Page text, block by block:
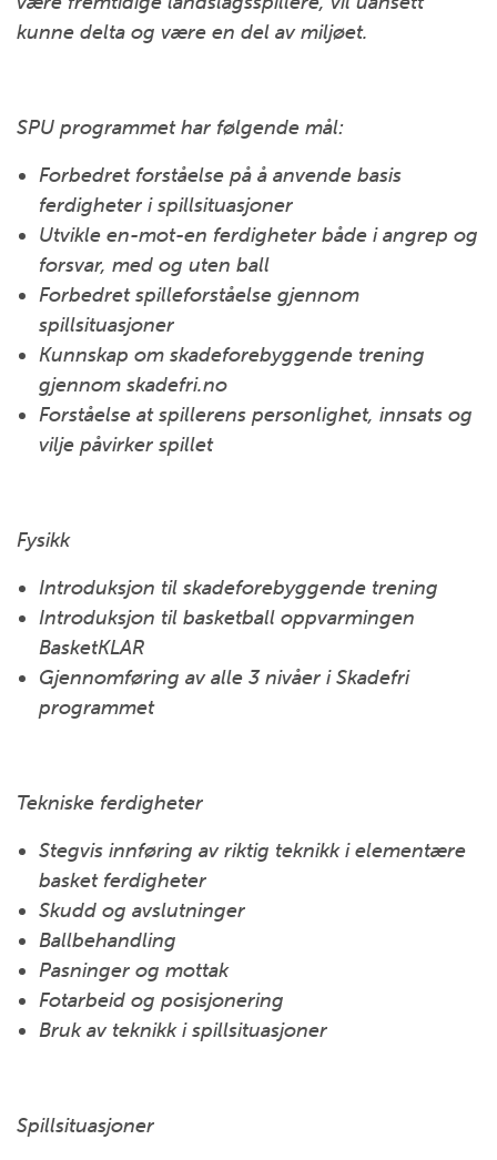
kunne delta og være en del av miljøet.
SPU programmet har følgende mål:
Forbedret forståelse på å anvende basis
ferdigheter i spillsituasjoner
Utvikle en-mot-en ferdigheter både i angrep og
forsvar, med og uten ball
Forbedret spilleforståelse gjennom
spillsituasjoner
Kunnskap om skadeforebyggende trening
gjennom skadefri.no
Forståelse at spillerens personlighet, innsats og
vilje påvirker spillet
Fysikk
Introduksjon til skadeforebyggende trening
Introduksjon til basketball oppvarmingen
BasketKLAR
Gjennomføring av alle 3 nivåer i Skadefri
programmet
Tekniske ferdigheter
Stegvis innføring av riktig teknikk i elementære
basket ferdigheter
Skudd og avslutninger
Ballbehandling
Pasninger og mottak
Fotarbeid og posisjonering
Bruk av teknikk i spillsituasjoner
Spillsituasjoner